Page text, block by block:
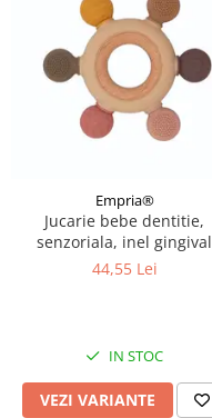
Empria®
Jucarie bebe dentitie,
senzoriala, inel gingival
bebelusi, silicon, Empria,
44,55 Lei
IN STOC
VEZI VARIANTE